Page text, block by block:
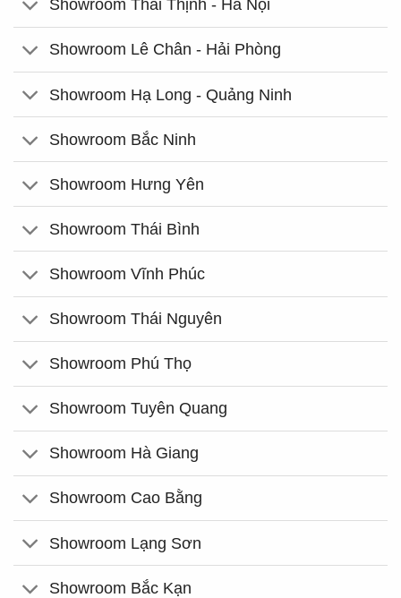
Showroom Thái Thịnh - Hà Nội
Showroom Lê Chân - Hải Phòng
Showroom Hạ Long - Quảng Ninh
Showroom Bắc Ninh
Showroom Hưng Yên
Showroom Thái Bình
Showroom Vĩnh Phúc
Showroom Thái Nguyên
Showroom Phú Thọ
Showroom Tuyên Quang
Showroom Hà Giang
Showroom Cao Bằng
Showroom Lạng Sơn
Showroom Bắc Kạn